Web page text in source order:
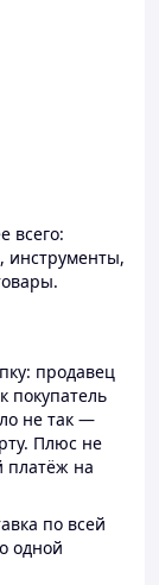
всего:
инструменты,
продавец
покупатель
не так —
Плюс не
платёж на
по всей
одной